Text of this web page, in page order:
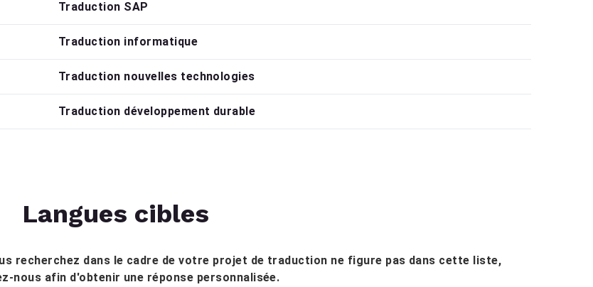
Traduction SAP
Traduction informatique
Traduction nouvelles technologies
Traduction développement durable
Langues cibles
recherchez dans le cadre de votre projet de traduction ne figure pas dans cette liste,
nous afin d'obtenir une réponse personnalisée.